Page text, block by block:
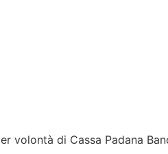
volontà di Cassa Padana